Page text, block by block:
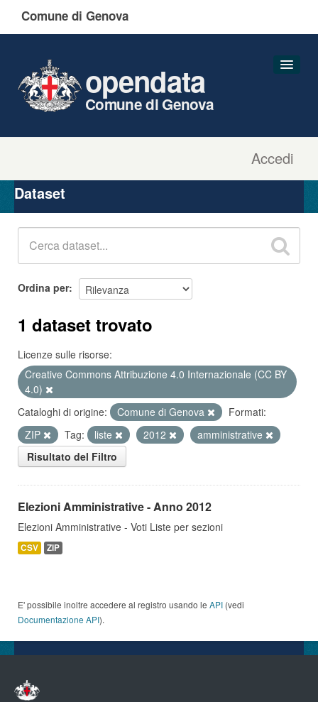
Comune di Genova
Accedi
opendata
Comune di Genova
Organizzazioni
Gruppi
Dataset
Ordina per
1 dataset trovato
Licenze sulle risorse:
Creative Commons Attribuzione 4.0 Internazionale (CC BY
4.0)
Cataloghi di origine:
Comune di Genova
Formati:
ZIP
Tag: liste 2012
amministrative
Risultato del Filtro
Elezioni Amministrative - Anno 2012
Elezioni Amministrative - Voti Liste per sezioni
CSV ZIP
E' possibile inoltre accedere al registro usando le API (vedi
Documentazione API).